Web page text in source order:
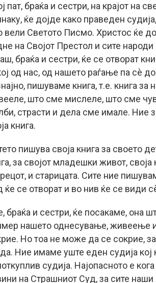
пат, браќа и сестри, на крајот на
ќе дојде како праведен
вели Светото Писмо. Христос ќе
на Својот Престол и сите
браќа и сестри, ќе се отворат
од нас, од нашето раѓање па сè
пишуваме книга, т.е. книга
што сме мислеле, што сме
страсти и дела сме имале. Ние
книга.
пишува своја книга за своето
за својот младешки живот,
и старицата. Сите ние
ќе се отворат и во нив ќе се види
браќа и сестри, ќе посакаме, она
нашето однесување, живеење
Но тоа не може да се сокрие,
Ние имаме уште еден судија кој
судија. Најопасното е
на Страшниот Суд, за сите